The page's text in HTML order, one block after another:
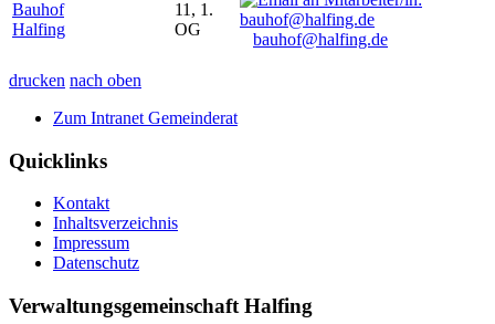
Bauhof
Halfing
11, 1.
OG
bauhof@halfing.de
drucken nach oben
Zum Intranet Gemeinderat
Quicklinks
Kontakt
Inhaltsverzeichnis
Impressum
Datenschutz
Verwaltungsgemeinschaft Halfing